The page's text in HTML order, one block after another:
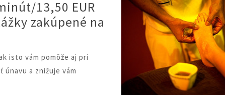
13,50 EUR
zakúpené na
isto vám pomôže aj pri
únavu a znižuje vám